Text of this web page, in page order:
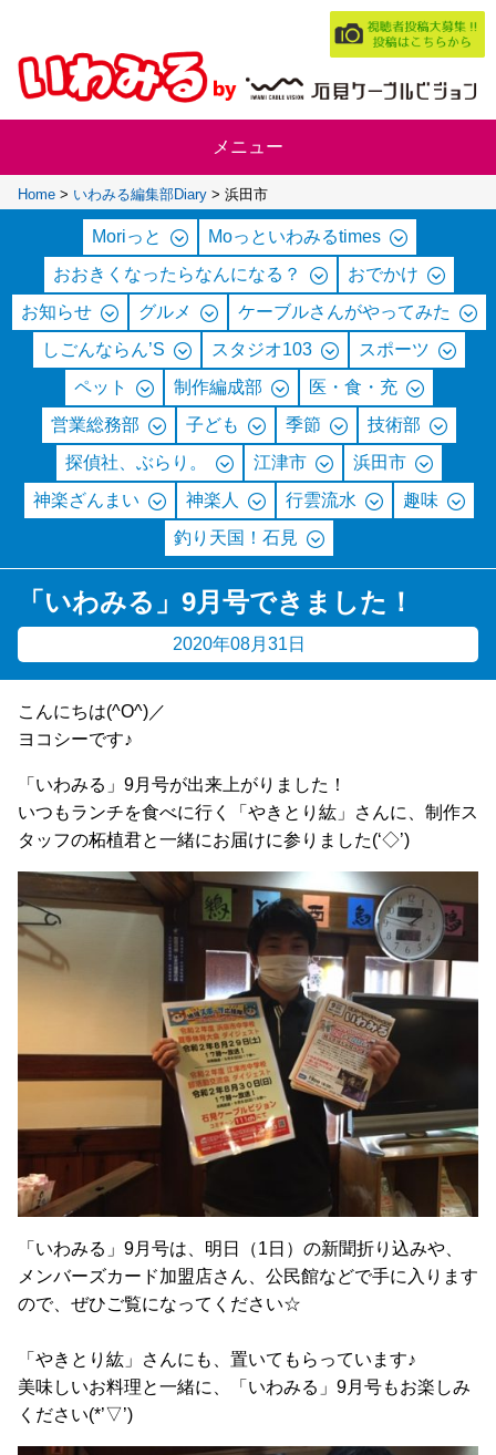
Home > いわみる編集部Diary > 浜田市
Moriっと
Moっといわみるtimes
おおきくなったらなんになる？
おでかけ
お知らせ
グルメ
ケーブルさんがやってみた
しごんならん’S
スタジオ103
スポーツ
ペット
制作編成部
医・食・充
営業総務部
子ども 季節
技術部
探偵社、ぶらり。
江津市
浜田市
神楽ざんまい
神楽人 行雲流水
趣味
釣り天国！石見
「いわみる」9月号できました！
2020年08月31日
こんにちは(^O^)／
ヨコシーです♪
「いわみる」9月号が出来上がりました！
いつもランチを食べに行く「やきとり紘」さんに、制作ス
タッフの柘植君と一緒にお届けに参りました(‘◇’)ゞ
「いわみる」9月号は、明日（1日）の新聞折り込みや、
メンバーズカード加盟店さん、公民館などで手に入ります
ので、ぜひご覧になってください☆
「やきとり紘」さんにも、置いてもらっています♪
美味しいお料理と一緒に、「いわみる」9月号もお楽しみ
ください(*’▽’)